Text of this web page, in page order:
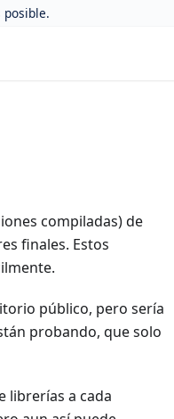
posible.
compiladas) de
finales. Estos
público, pero sería
probando, que solo
librerías a cada